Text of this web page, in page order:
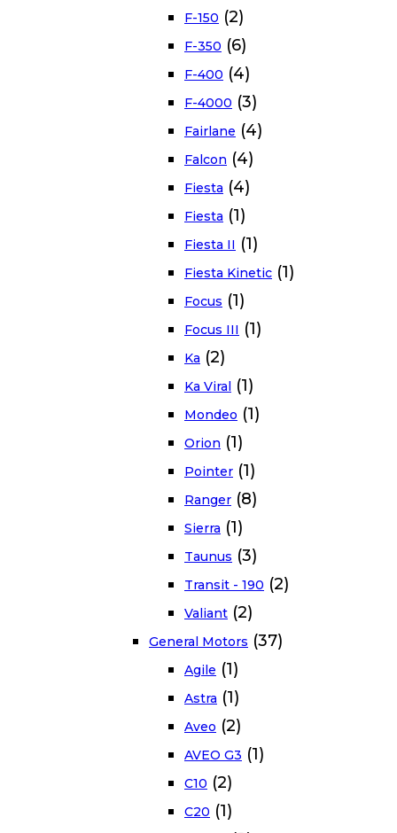
F-150 (2)
F-350 (6)
F-400 (4)
F-4000 (3)
Fairlane (4)
Falcon (4)
Fiesta (4)
Fiesta (1)
Fiesta II (1)
Fiesta Kinetic (1)
Focus (1)
Focus III (1)
Ka (2)
Ka Viral (1)
Mondeo (1)
Orion (1)
Pointer (1)
Ranger (8)
Sierra (1)
Taunus (3)
Transit - 190 (2)
Valiant (2)
General Motors (37)
Agile (1)
Astra (1)
Aveo (2)
AVEO G3 (1)
C10 (2)
C20 (1)